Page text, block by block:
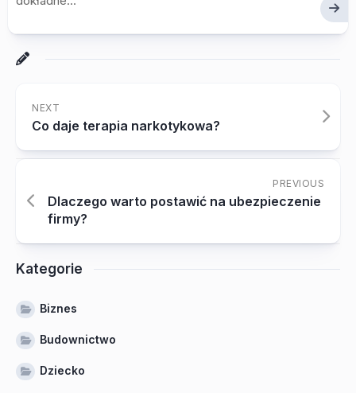
NEXT
Co daje terapia narkotykowa?
PREVIOUS
Dlaczego warto postawić na ubezpieczenie
firmy?
Kategorie
Biznes
Budownictwo
Dziecko